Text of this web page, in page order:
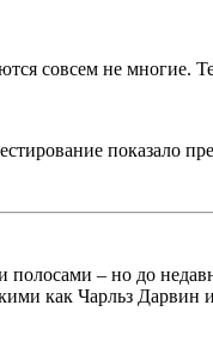
совсем не многие.
показало
– но до
как Чарльз Дарвин